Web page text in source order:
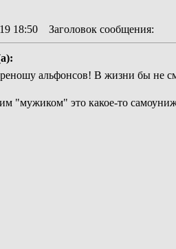
18:50 Заголовок сообщения:
альфонсов! В жизни бы не
"мужиком" это какое-то